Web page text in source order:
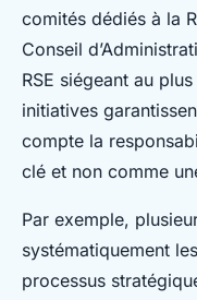
comités dédiés à la
Conseil
RSE siégeant au
initiatives
compte la
clé et non comme
Par exemple,
systématiquement
processus